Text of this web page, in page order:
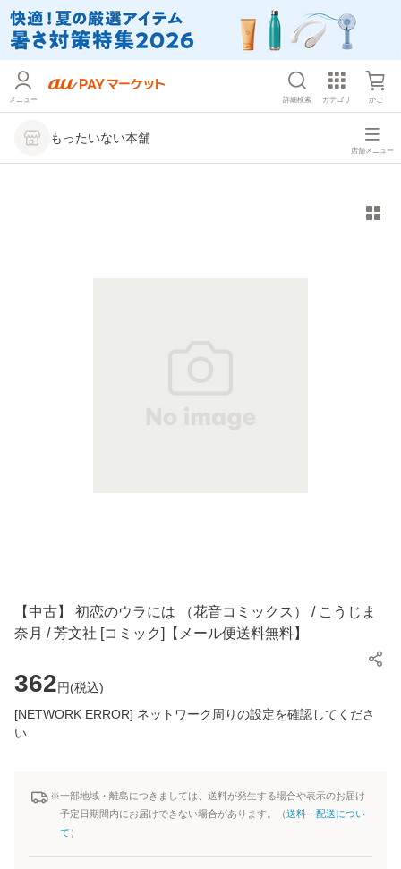
メニュー 詳細検索 カテゴリ かご
もったいない本舗
店舗メニュー
【中古】 初恋のウラには （花音コミックス） / こうじま
奈月 / 芳文社 [コミック]【メール便送料無料】
362円(税込)
[NETWORK ERROR] ネットワーク周りの設定を確認してくださ
い
※一部地域・離島につきましては、送料が発生する場合や表示のお届け
予定日期間内にお届けできない場合があります。（送料・配送につい
て ）